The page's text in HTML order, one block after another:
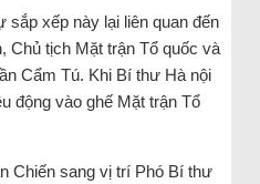
sắp xếp này lại liên quan đến
Chủ tịch Mặt trận Tổ quốc và
Cẩm Tú. Khi Bí thư Hà nội
động vào ghế Mặt trận Tổ
Chiến sang vị trí Phó Bí thư